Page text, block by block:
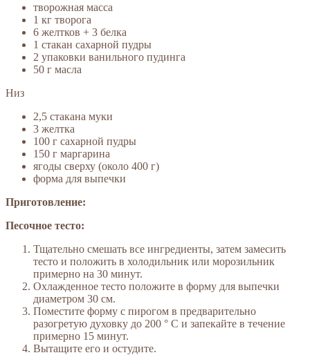
творожная масса
1 кг творога
6 желтков + 3 белка
1 стакан сахарной пудры
2 упаковки ванильного пудинга
50 г масла
Низ
2,5 стакана муки
3 желтка
100 г сахарной пудры
150 г маргарина
ягоды сверху (около 400 г)
форма для выпечки
Приготовление:
Песочное тесто:
Тщательно смешать все ингредиенты, затем замесить
тесто и положить в холодильник или морозильник
примерно на 30 минут.
Охлажденное тесто положите в форму для выпечки
диаметром 30 см.
Поместите форму с пирогом в предварительно
разогретую духовку до 200 ° C и запекайте в течение
примерно 15 минут.
Вытащите его и остудите.